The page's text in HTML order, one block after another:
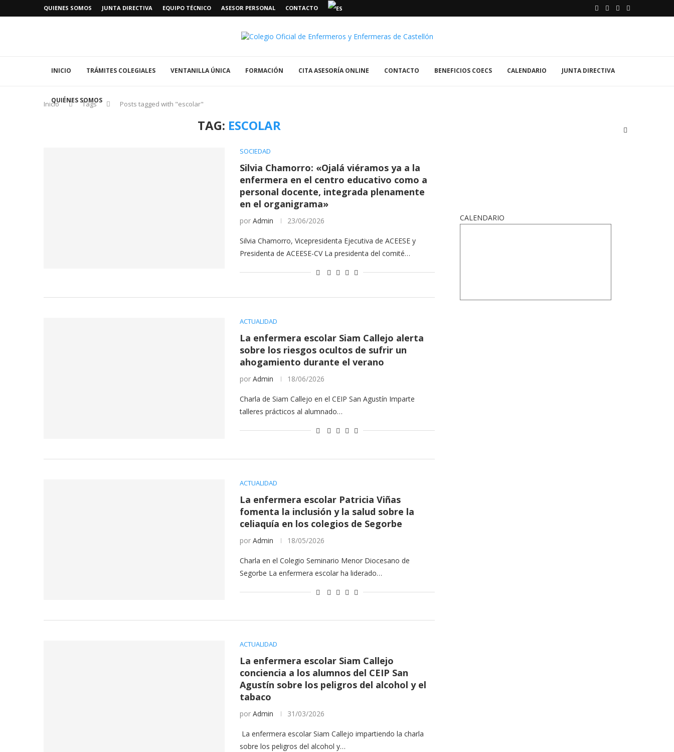
QUIENES SOMOS JUNTA DIRECTIVA EQUIPO TÉCNICO ASESOR PERSONAL CONTACTO
INICIO TRÁMITES COLEGIALES VENTANILLA ÚNICA FORMACIÓN CITA ASESORÍA ONLINE CONTACTO BENEFICIOS COECS CALENDARIO JUNTA DIRECTIVA
QUIÉNES SOMOS
Inicio Tags Posts tagged with "escolar"
TAG: ESCOLAR
SOCIEDAD
Silvia Chamorro: «Ojalá viéramos ya a la
enfermera en el centro educativo como a
personal docente, integrada plenamente
en el organigrama»
por Admin 23/06/2026
Silvia Chamorro, Vicepresidenta Ejecutiva de ACEESE y
Presidenta de ACEESE-CV La presidenta del comité…
ACTUALIDAD
La enfermera escolar Siam Callejo alerta
sobre los riesgos ocultos de sufrir un
ahogamiento durante el verano
por Admin 18/06/2026
Charla de Siam Callejo en el CEIP San Agustín Imparte
talleres prácticos al alumnado…
ACTUALIDAD
La enfermera escolar Patricia Viñas
fomenta la inclusión y la salud sobre la
celiaquía en los colegios de Segorbe
por Admin 18/05/2026
Charla en el Colegio Seminario Menor Diocesano de
Segorbe La enfermera escolar ha liderado…
ACTUALIDAD
La enfermera escolar Siam Callejo
conciencia a los alumnos del CEIP San
Agustín sobre los peligros del alcohol y el
tabaco
por Admin 31/03/2026
La enfermera escolar Siam Callejo impartiendo la charla
sobre los peligros del alcohol y…
CALENDARIO